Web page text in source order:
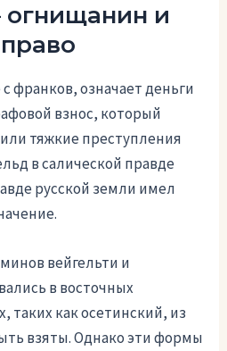
и
франков, означает деньги
взнос, который
тяжкие преступления
в салической правде
русской земли имел
вейгельти и
в восточных
таких как осетинский, из
взяты. Однако эти формы